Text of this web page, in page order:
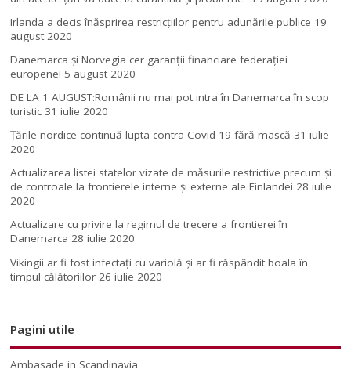
Irlanda a decis înăsprirea restricțiilor pentru adunările publice 19
august 2020
Danemarca și Norvegia cer garanții financiare federației
europene! 5 august 2020
DE LA 1 AUGUST:Românii nu mai pot intra în Danemarca în scop
turistic 31 iulie 2020
Țările nordice continuă lupta contra Covid-19 fără mască 31 iulie
2020
Actualizarea listei statelor vizate de măsurile restrictive precum și
de controale la frontierele interne și externe ale Finlandei 28 iulie
2020
Actualizare cu privire la regimul de trecere a frontierei în
Danemarca 28 iulie 2020
Vikingii ar fi fost infectaţi cu variolă şi ar fi răspândit boala în
timpul călătoriilor 26 iulie 2020
Pagini utile
Ambasade in Scandinavia